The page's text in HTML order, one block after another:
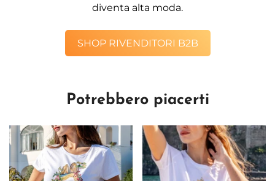
diventa alta moda.
SHOP RIVENDITORI B2B
Potrebbero piacerti